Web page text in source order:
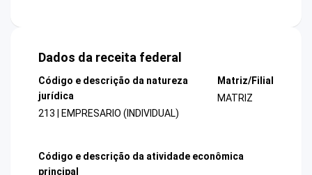
Dados da receita federal
Código e descrição da natureza
jurídica
213 | EMPRESARIO (INDIVIDUAL)
Matriz/Filial
MATRIZ
Código e descrição da atividade econômica
principal